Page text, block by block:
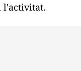
l'activitat.